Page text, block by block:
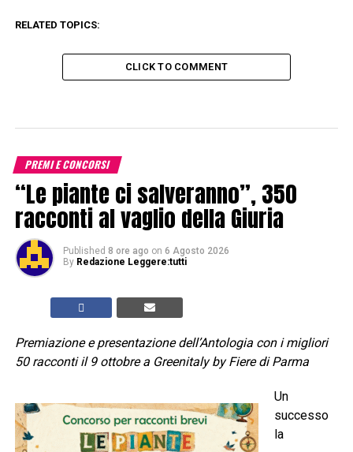
RELATED TOPICS:
CLICK TO COMMENT
PREMI E CONCORSI
“Le piante ci salveranno”, 350
racconti al vaglio della Giuria
Published 8 ore ago on 6 Agosto 2026
By Redazione Leggere:tutti
Premiazione e presentazione dell’Antologia con i migliori
50 racconti il 9 ottobre a Greenitaly by Fiere di Parma
Un
successo
la